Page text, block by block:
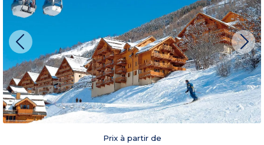
Prix à partir de